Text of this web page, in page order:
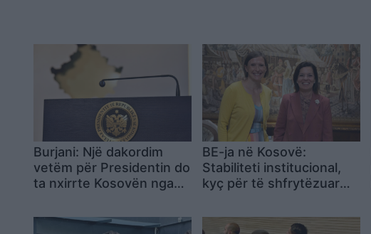
Burjani: Një dakordim
vetëm për Presidentin do
ta nxirrte Kosovën nga
BE-ja në Kosovë:
Stabiliteti institucional,
kyç për të shfrytëzuar